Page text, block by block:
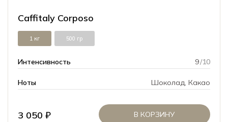
Caffitaly Corposo
1 кг 500 гр
Интенсивность 9/10
Ноты Шоколад, Какао
3 050 ₽ В КОРЗИНУ